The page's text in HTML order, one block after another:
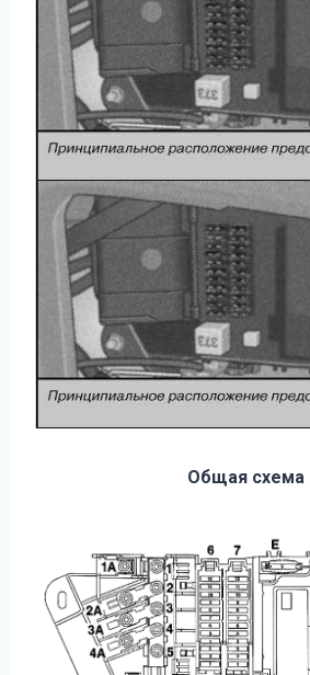
Общая схема